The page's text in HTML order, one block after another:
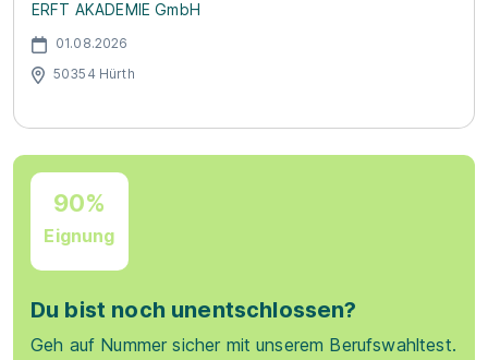
ERFT AKADEMIE GmbH
01.08.2026
50354 Hürth
90%
Eignung
Du bist noch unentschlossen?
Geh auf Nummer sicher mit unserem Berufswahltest.